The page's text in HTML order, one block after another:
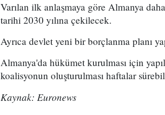
Varılan ilk anlaşmaya göre Almanya
tarihi 2030 yılına çekilecek.
Ayrıca devlet yeni bir borçlanma planı
Almanya'da hükümet kurulması için
koalisyonun oluşturulması haftalar
Kaynak: Euronews